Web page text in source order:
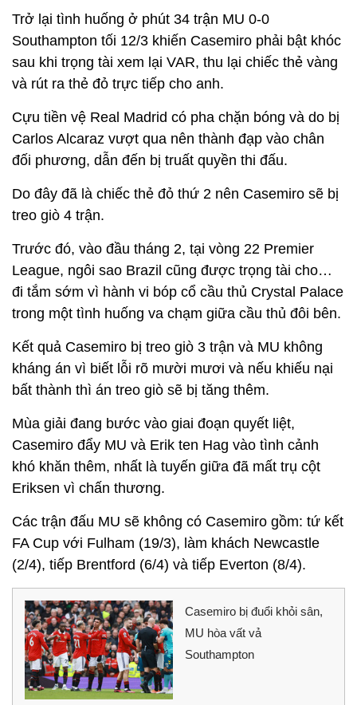
Trở lại tình huống ở phút 34 trận MU 0-0
Southampton tối 12/3 khiến Casemiro phải bật khóc
sau khi trọng tài xem lại VAR, thu lại chiếc thẻ vàng
và rút ra thẻ đỏ trực tiếp cho anh.
Cựu tiền vệ Real Madrid có pha chặn bóng và do bị
Carlos Alcaraz vượt qua nên thành đạp vào chân
đối phương, dẫn đến bị truất quyền thi đấu.
Do đây đã là chiếc thẻ đỏ thứ 2 nên Casemiro sẽ bị
treo giò 4 trận.
Trước đó, vào đầu tháng 2, tại vòng 22 Premier
League, ngôi sao Brazil cũng được trọng tài cho…
đi tắm sớm vì hành vi bóp cổ cầu thủ Crystal Palace
trong một tình huống va chạm giữa cầu thủ đôi bên.
Kết quả Casemiro bị treo giò 3 trận và MU không
kháng án vì biết lỗi rõ mười mươi và nếu khiếu nại
bất thành thì án treo giò sẽ bị tăng thêm.
Mùa giải đang bước vào giai đoạn quyết liệt,
Casemiro đẩy MU và Erik ten Hag vào tình cảnh
khó khăn thêm, nhất là tuyến giữa đã mất trụ cột
Eriksen vì chấn thương.
Các trận đấu MU sẽ không có Casemiro gồm: tứ kết
FA Cup với Fulham (19/3), làm khách Newcastle
(2/4), tiếp Brentford (6/4) và tiếp Everton (8/4).
Casemiro bị đuổi khỏi sân,
MU hòa vất vả
Southampton